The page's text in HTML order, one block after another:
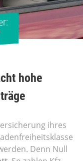
hohe
ihres
Denn Null